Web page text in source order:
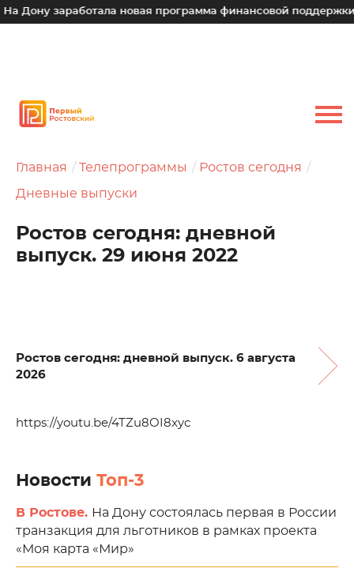
заработала новая программа финансовой поддержки для
Главная Телепрограммы Ростов сегодня
Дневные выпуски
Ростов сегодня: дневной
выпуск. 29 июня 2022
Ростов сегодня: дневной выпуск. 6 августа
2026
https://youtu.be/4TZu8OI8xyc
Новости Топ-3
В Ростове. На Дону состоялась первая в России
транзакция для льготников в рамках проекта
«Моя карта «Мир»